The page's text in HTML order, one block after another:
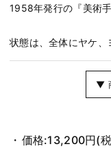
1958年発行の『美術
状態は、全体にヤケ、
▼
価格:13,200円(